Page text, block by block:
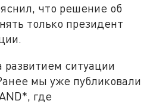
что решение об
только президент
развитием ситуации
мы уже публиковали
где